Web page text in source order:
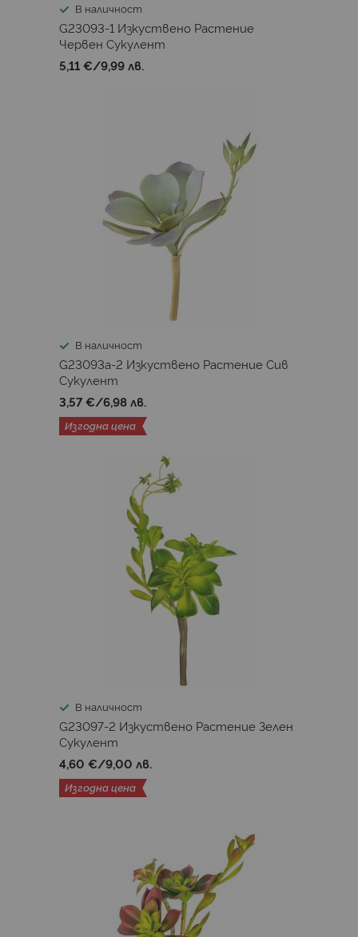
В наличност
G23093-1 Изкуствено Растение
Червен Сукулент
5,11 €/9,99 лв.
В наличност
G23093а-2 Изкуствено Растениe Сив
Сукулент
3,57 €/6,98 лв.
Изгодна цена
В наличност
G23097-2 Изкуствено Растениe Зелен
Сукулент
4,60 €/9,00 лв.
Изгодна цена